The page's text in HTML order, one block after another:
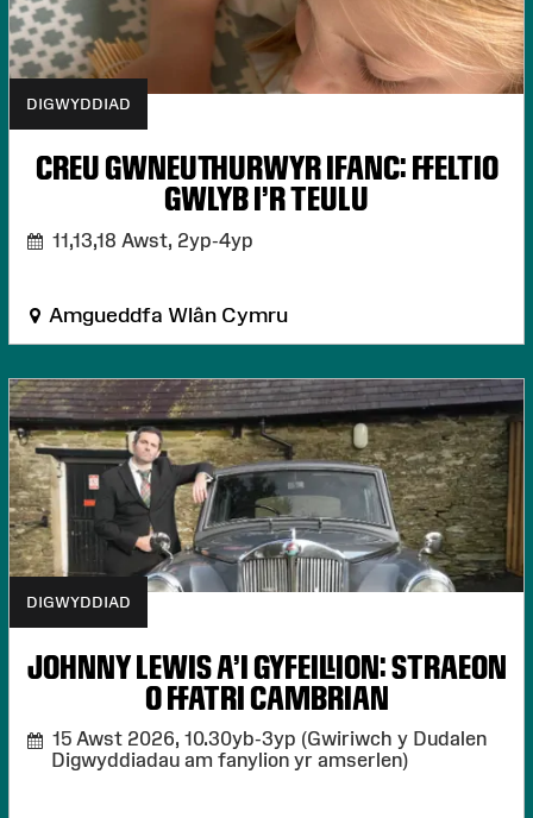
DIGWYDDIAD
CREU GWNEUTHURWYR IFANC: FFELTIO
GWLYB I'R TEULU
11,13,18 Awst, 2yp-4yp
Amgueddfa Wlân Cymru
DIGWYDDIAD
JOHNNY LEWIS A’I GYFEILLION: STRAEON
O FFATRI CAMBRIAN
15 Awst 2026, 10.30yb-3yp (Gwiriwch y Dudalen
Digwyddiadau am fanylion yr amserlen)